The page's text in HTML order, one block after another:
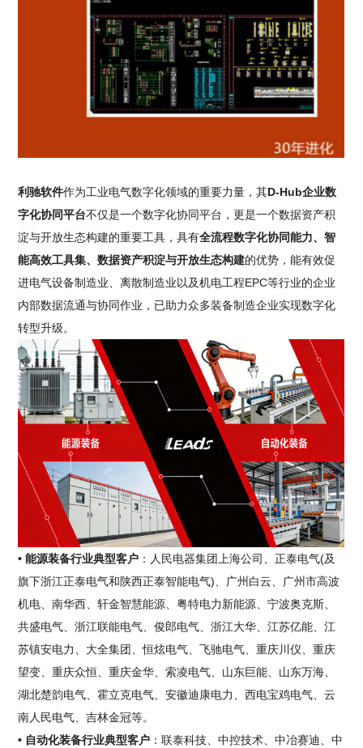
利驰软件作为工业电气数字化领域的重要力量，其D-Hub企业数
字化协同平台不仅是一个数字化协同平台，更是一个数据资产积
淀与开放生态构建的重要工具，具有全流程数字化协同能力、智
能高效工具集、数据资产积淀与开放生态构建的优势，能有效促
进电气设备制造业、离散制造业以及机电工程EPC等行业的企业
内部数据流通与协同作业，已助力众多装备制造企业实现数字化
转型升级。
• 能源装备行业典型客户 ：人民电器集团上海公司、正泰电气(及
旗下浙江正泰电气和陕西正泰智能电气)、广州白云、广州市高波
机电、南华西、轩金智慧能源、粤特电力新能源、宁波奥克斯、
共盛电气、浙江联能电气、俊郎电气、浙江大华、江苏亿能、江
苏镇安电力、大全集团、恒炫电气、飞驰电气、重庆川仪、重庆
望变、重庆众恒、重庆金华、索凌电气、山东巨能、山东万海、
湖北楚韵电气、霍立克电气、安徽迪康电力、西电宝鸡电气、云
南人民电气、吉林金冠等。
• 自动化装备行业典型客户 ：联泰科技、中控技术、中冶赛迪、中